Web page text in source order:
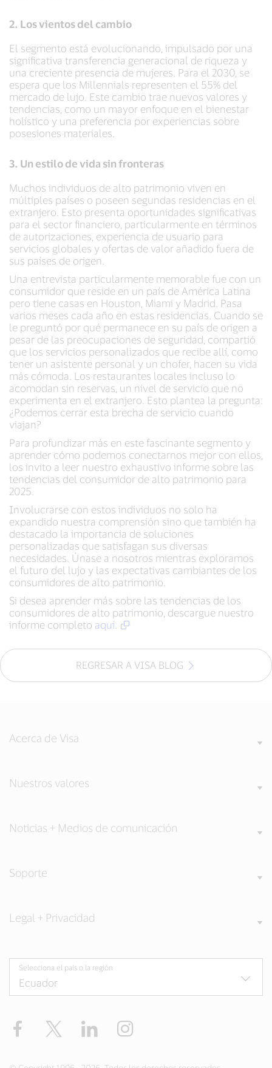
2. Los vientos del cambio
El segmento está evolucionando, impulsado por una
significativa transferencia generacional de riqueza y
una creciente presencia de mujeres. Para el 2030, se
espera que los Millennials representen el 55% del
mercado de lujo. Este cambio trae nuevos valores y
tendencias, como un mayor enfoque en el bienestar
holístico y una preferencia por experiencias sobre
posesiones materiales.
3. Un estilo de vida sin fronteras
Muchos individuos de alto patrimonio viven en
múltiples países o poseen segundas residencias en el
extranjero. Esto presenta oportunidades significativas
para el sector financiero, particularmente en términos
de autorizaciones, experiencia de usuario para
servicios globales y ofertas de valor añadido fuera de
sus países de origen.
Una entrevista particularmente memorable fue con un
consumidor que reside en un país de América Latina
pero tiene casas en Houston, Miami y Madrid. Pasa
varios meses cada año en estas residencias. Cuando se
le preguntó por qué permanece en su país de origen a
pesar de las preocupaciones de seguridad, compartió
que los servicios personalizados que recibe allí, como
tener un asistente personal y un chofer, hacen su vida
más cómoda. Los restaurantes locales incluso lo
acomodan sin reservas, un nivel de servicio que no
experimenta en el extranjero. Esto plantea la pregunta:
¿Podemos cerrar esta brecha de servicio cuando
viajan?
Para profundizar más en este fascinante segmento y
aprender cómo podemos conectarnos mejor con ellos,
los invito a leer nuestro exhaustivo informe sobre las
tendencias del consumidor de alto patrimonio para
2025.
Involucrarse con estos individuos no solo ha
expandido nuestra comprensión sino que también ha
destacado la importancia de soluciones
personalizadas que satisfagan sus diversas
necesidades. Únase a nosotros mientras exploramos
el futuro del lujo y las expectativas cambiantes de los
consumidores de alto patrimonio.
Si desea aprender más sobre las tendencias de los
consumidores de alto patrimonio, descargue nuestro
informe completo aquí.
REGRESAR A VISA BLOG
Acerca de Visa
Nuestros valores
Noticias + Medios de comunicación
Soporte
Legal + Privacidad
Selecciona el país o la región
Facebook Twitter LinkedIn